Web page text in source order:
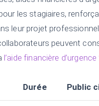
les stagiaires,
leur projet
peuvent
l’aide financière
Durée Public